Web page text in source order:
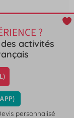
?
activités
personnalisé